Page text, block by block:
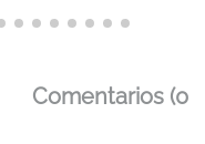
Comentarios (0)